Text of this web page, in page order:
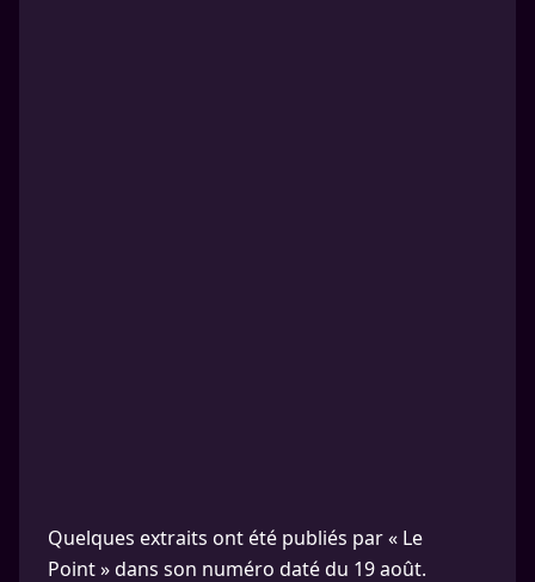
Quelques extraits ont été publiés par « Le
Point » dans son numéro daté du 19 août.